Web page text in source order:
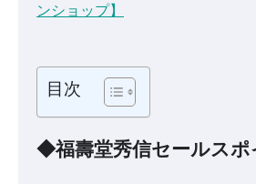
ンショップ】
目次
◆福壽堂秀信セールス